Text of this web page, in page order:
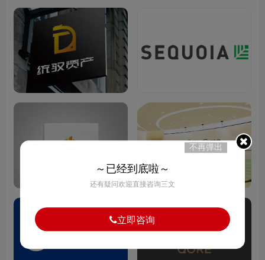
不再弹出
～已经到底啦～
还有疑问欢迎直接咨询三文
立即咨询